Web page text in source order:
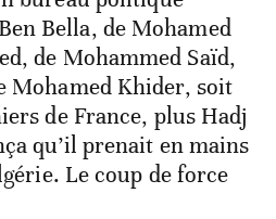
Bella, de Mohamed
de Mohammed Saïd,
Mohamed Khider, soit
de France, plus Hadj
qu’il prenait en mains
Le coup de force